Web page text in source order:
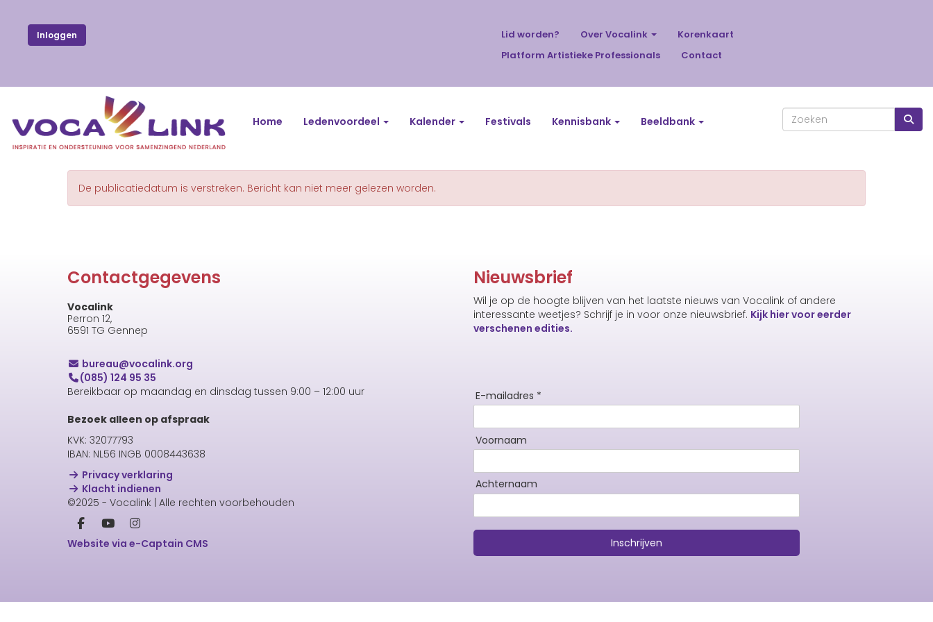
Inloggen Lid worden? Over Vocalink
Korenkaart
Platform Artistieke Professionals
Contact
Home Ledenvoordeel Kalender Festivals Kennisbank Beeldbank
De publicatiedatum is verstreken. Bericht kan niet meer gelezen worden.
Contactgegevens
Vocalink
Perron 12,
6591 TG Gennep
uaerub@vocalink.org
(085) 124 95 35
Bereikbaar op maandag en dinsdag tussen 9:00 – 12:00 uur
Bezoek alleen op afspraak
KVK: 32077793
IBAN: NL56 INGB 0008443638
Privacy verklaring
Klacht indienen
©2025 - Vocalink | Alle rechten voorbehouden
Website via e-Captain CMS
Nieuwsbrief
Wil je op de hoogte blijven van het laatste nieuws van Vocalink of andere
interessante weetjes? Schrijf je in voor onze nieuwsbrief. Kijk hier voor eerder
verschenen edities.
E-mailadres *
Voornaam
Achternaam
Inschrijven